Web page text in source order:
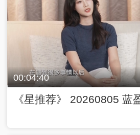
00:04:40
《星推荐》 20260805 蓝